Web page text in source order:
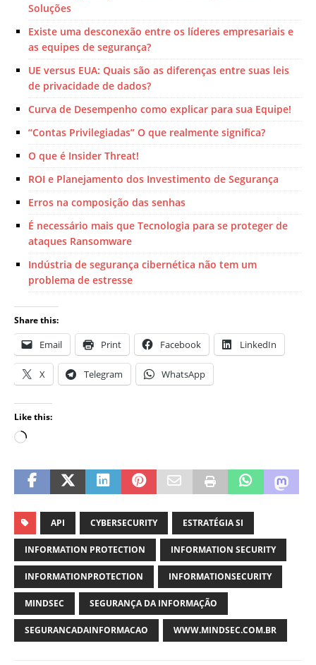
Soluções
Existe uma desconexão entre os líderes empresariais e
as equipes de segurança?
UE versus EUA: Quais são as diferenças entre suas leis
de privacidade de dados?
Curva de Desempenho como explicar para sua Equipe!
“Contas Privilegiadas” O que realmente significa?
O que é Insider Threat!
ROI e Planejamento dos Investimento de Segurança
Erros na composição das senhas
É necessário mais que Tecnologia para se proteger de
ataques Ransomware
Indústria de segurança cibernética não tem um
problema de estresse
Share this:
Email Print Facebook LinkedIn
X Telegram WhatsApp
Like this:
API CYBERSECURITY ESTRATÉGIA SI
INFORMATION PROTECTION INFORMATION SECURITY
INFORMATIONPROTECTION INFORMATIONSECURITY
MINDSEC SEGURANÇA DA INFORMAÇÃO
SEGURANCADAINFORMACAO WWW.MINDSEC.COM.BR